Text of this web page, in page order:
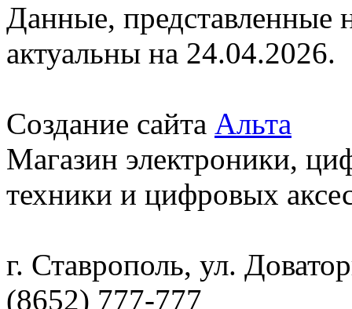
Данные, представленные
актуальны на 24.04.2026.
Создание сайта Альта
Магазин электроники,
техники и цифровых
г. Ставрополь, ул.
(8652) 777-777